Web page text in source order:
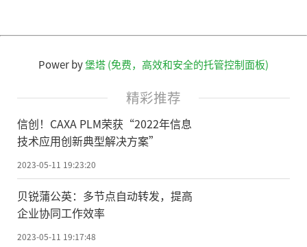
Power by堡塔 (免费，高效和安全的托管控制面板)
精彩推荐
信创！CAXA PLM荣获“2022年信息
技术应用创新典型解决方案”
2023-05-11 19:23:20
贝锐蒲公英：多节点自动转发，提高
企业协同工作效率
2023-05-11 19:17:48